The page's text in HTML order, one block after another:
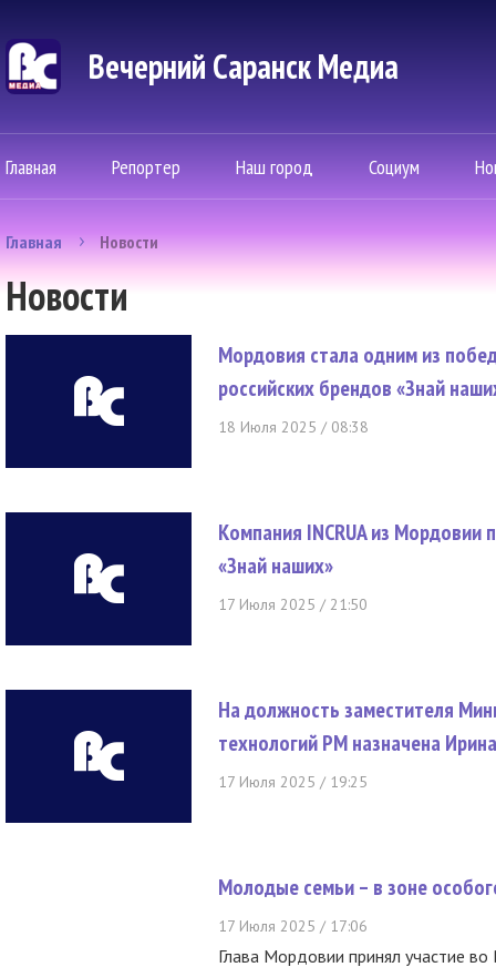
Вечерний Саранск Mедиа
Главная Репортер Наш город Социум
Главная Новости
Новости
Мордовия стала одним из
российских брендов «Знай
18 Июля 2025 / 08:38
Компания INCRUA из Мордовии
«Знай наших»
17 Июля 2025 / 21:50
На должность заместителя
технологий РМ назначена
17 Июля 2025 / 19:25
Молодые семьи – в зоне
17 Июля 2025 / 17:06
Глава Мордовии принял участие